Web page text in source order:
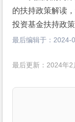
的扶持政策解读
投资基金扶持政策
最后编辑于： 2024-
最后更新：2024年2